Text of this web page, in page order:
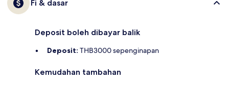
Fi & dasar
Deposit boleh dibayar balik
Deposit: THB3000 sepenginapan
Kemudahan tambahan